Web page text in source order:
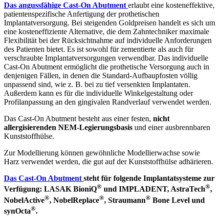
Das angussfähige Cast-On Abutment erlaubt eine kosteneffektive,
patientenspezifische Anfertigung der prothetischen
Implantatversorgung. Bei steigenden Goldpreisen handelt es sich um
eine kosteneffiziente Alternative, die dem Zahntechniker maximale
Flexibilität bei der Rücksichtnahme auf individuelle Anforderungen
des Patienten bietet. Es ist sowohl für zementierte als auch für
verschraubte Implantatversorgungen verwendbar. Das individuelle
Cast-On Abutment ermöglicht die prothetische Versorgung auch in
denjenigen Fällen, in denen die Standard-Aufbaupfosten völlig
unpassend sind, wie z. B. bei zu tief versenkten Implantaten.
Außerdem kann es für die individuelle Winkelgestaltung oder
Profilanpassung an den gingivalen Randverlauf verwendet werden.
Das Cast-On Abutment besteht aus einer festen, nicht
allergisierenden NEM-Legierungsbasis und einer ausbrennbaren
Kunststoffhülse.
Zur Modellierung können gewöhnliche Modellierwachse sowie
Harz verwendet werden, die gut auf der Kunststoffhülse adhärieren.
Das Cast-On Abutment steht für folgende Implantatsysteme zur
Verfügung: LASAK BioniQ® und IMPLADENT, AstraTech®,
NobelActive®, NobelReplace®, Straumann® Bone Level und
synOcta®.